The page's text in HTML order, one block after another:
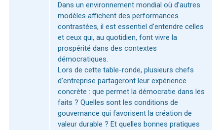
Dans un environnement mondial où d’autres
modèles affichent des performances
contrastées, il est essentiel d’entendre celles
et ceux qui, au quotidien, font vivre la
prospérité dans des contextes
démocratiques.
Lors de cette table-ronde, plusieurs chefs
d’entreprise partageront leur expérience
concrète : que permet la démocratie dans les
faits ? Quelles sont les conditions de
gouvernance qui favorisent la création de
valeur durable ? Et quelles bonnes pratiques